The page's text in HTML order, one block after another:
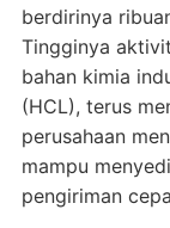
berdirinya
Tingginya
bahan kimia
(HCL), terus
perusahaan
mampu
pengiriman